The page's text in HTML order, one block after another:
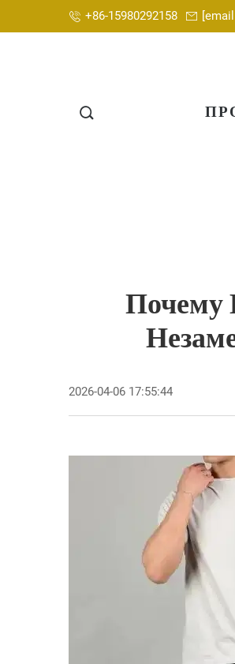
+86-15980292158
Почему
2026-04-06 17:55:44